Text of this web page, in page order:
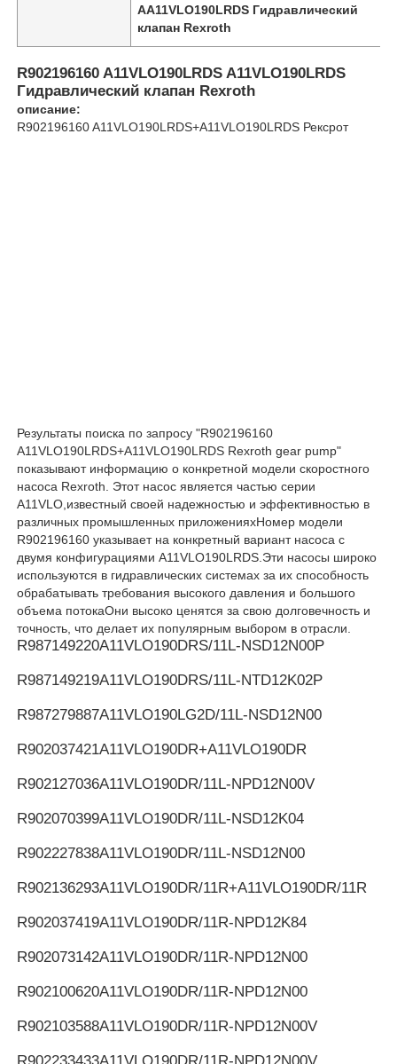
Контроль качества
Свяжитесь с нами
Гидронасос Vickers
Гидравлический клапан Rexroth
Аксессуары для фильтров Rexroth
Гидравлический клапан YUKEN
Гидронасос Yuken
AA11VLO190LRDS Гидравлический
клапан Rexroth
R902196160 A11VLO190LRDS A11VLO190LRDS
Гидравлический клапан Rexroth
описание:
R902196160 A11VLO190LRDS+A11VLO190LRDS Рексрот
Результаты поиска по запросу "R902196160
A11VLO190LRDS+A11VLO190LRDS Rexroth gear pump"
показывают информацию о конкретной модели скоростного
насоса Rexroth. Этот насос является частью серии
A11VLO,известный своей надежностью и эффективностью в
различных промышленных приложенияхНомер модели
R902196160 указывает на конкретный вариант насоса с
двумя конфигурациями A11VLO190LRDS.Эти насосы широко
используются в гидравлических системах за их способность
обрабатывать требования высокого давления и большого
объема потокаОни высоко ценятся за свою долговечность и
точность, что делает их популярным выбором в отрасли.
R987149220A11VLO190DRS/11L-NSD12N00P
R987149219A11VLO190DRS/11L-NTD12K02P
R987279887A11VLO190LG2D/11L-NSD12N00
R902037421A11VLO190DR+A11VLO190DR
R902127036A11VLO190DR/11L-NPD12N00V
R902070399A11VLO190DR/11L-NSD12K04
R902227838A11VLO190DR/11L-NSD12N00
R902136293A11VLO190DR/11R+A11VLO190DR/11R
R902037419A11VLO190DR/11R-NPD12K84
R902073142A11VLO190DR/11R-NPD12N00
R902100620A11VLO190DR/11R-NPD12N00
R902103588A11VLO190DR/11R-NPD12N00V
R902233433A11VLO190DR/11R-NPD12N00V